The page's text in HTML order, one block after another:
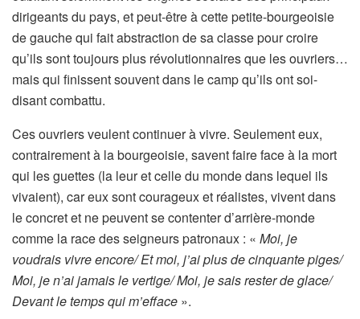
dirigeants du pays, et peut-être à cette petite-bourgeoisie
de gauche qui fait abstraction de sa classe pour croire
qu’ils sont toujours plus révolutionnaires que les ouvriers…
mais qui finissent souvent dans le camp qu’ils ont soi-
disant combattu.
Ces ouvriers veulent continuer à vivre. Seulement eux,
contrairement à la bourgeoisie, savent faire face à la mort
qui les guettes (la leur et celle du monde dans lequel ils
vivaient), car eux sont courageux et réalistes, vivent dans
le concret et ne peuvent se contenter d’arrière-monde
comme la race des seigneurs patronaux : « Moi, je
voudrais vivre encore/ Et moi, j’ai plus de cinquante piges/
Moi, je n’ai jamais le vertige/ Moi, je sais rester de glace/
Devant le temps qui m’efface ».